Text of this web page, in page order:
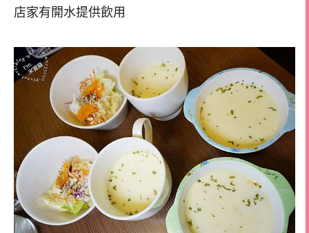
店家有開水提供飲用